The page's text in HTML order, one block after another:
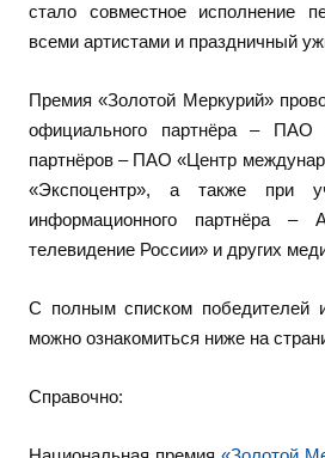
стало совместное исполнение
всеми артистами и праздничный
Премия «Золотой Меркурий»
официального партнёра – ПАО
партнёров – ПАО «Центр
«Экспоцентр», а также при
информационного партнёра –
телевидение России» и других
С полным списком победителей
можно ознакомиться ниже на
Справочно: